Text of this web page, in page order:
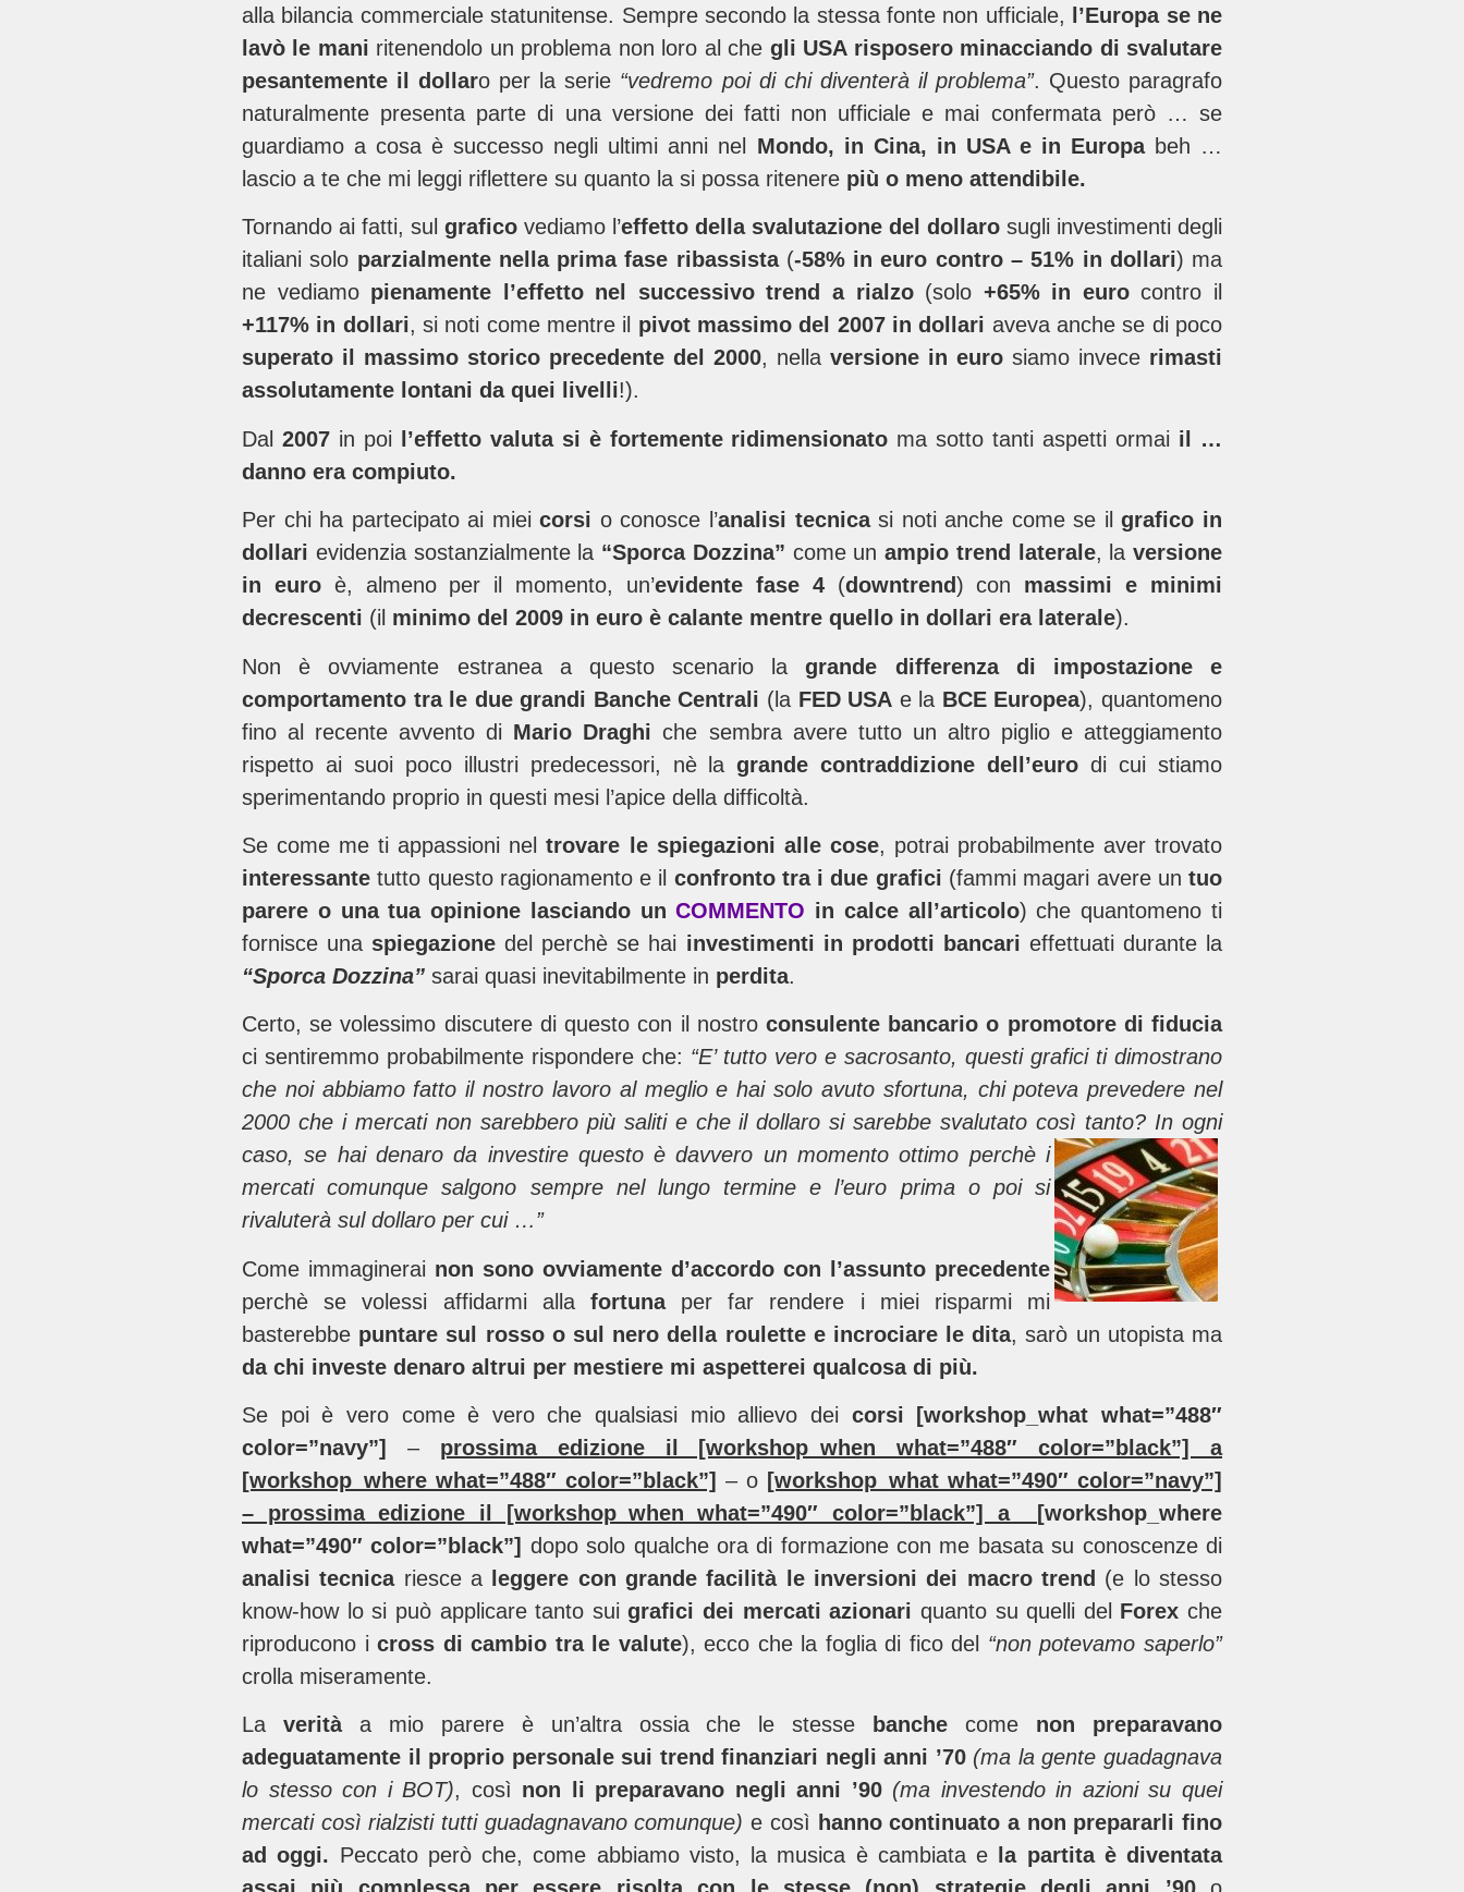
alla bilancia commerciale statunitense. Sempre secondo la stessa fonte non ufficiale, l’Europa se ne
lavò le mani ritenendolo un problema non loro al che gli USA risposero minacciando di svalutare
pesantemente il dollaro per la serie “vedremo poi di chi diventerà il problema”. Questo paragrafo
naturalmente presenta parte di una versione dei fatti non ufficiale e mai confermata però … se
guardiamo a cosa è successo negli ultimi anni nel Mondo, in Cina, in USA e in Europa beh …
lascio a te che mi leggi riflettere su quanto la si possa ritenere più o meno attendibile.
Tornando ai fatti, sul grafico vediamo l’effetto della svalutazione del dollaro sugli investimenti degli
italiani solo parzialmente nella prima fase ribassista(-58% in euro contro – 51% in dollari) ma
ne vediamo pienamente l’effetto nel successivo trend a rialzo(solo +65% in eurocontro il
+117% in dollari, si noti come mentre il pivot massimo del 2007 in dollari aveva anche se di poco
superato il massimo storico precedente del 2000, nella versione in euro siamo invece rimasti
assolutamente lontani da quei livelli!).
Dal 2007 in poi l’effetto valuta si è fortemente ridimensionato ma sotto tanti aspetti ormai il …
danno era compiuto.
Per chi ha partecipato ai mieicorsi o conosce l’analisi tecnicasi noti anche come se ilgrafico in
dollari evidenzia sostanzialmente la “Sporca Dozzina” come un ampio trend laterale, la versione
in euroè, almeno per il momento, un’evidente fase 4 (downtrend) con massimi e minimi
decrescenti (il minimo del 2009 in euro è calante mentre quello in dollari era laterale).
Non è ovviamente estranea a questo scenario lagrande differenza di impostazione e
comportamento tra le due grandi Banche Centrali (la FED USA e la BCE Europea), quantomeno
fino al recente avvento di Mario Draghi che sembra avere tutto un altro piglio e atteggiamento
rispetto ai suoi poco illustri predecessori, nè lagrande contraddizione dell’euro di cui stiamo
sperimentando proprio in questi mesi l’apice della difficoltà.
Se come me ti appassioni neltrovare le spiegazioni alle cose, potrai probabilmente aver trovato
interessantetutto questo ragionamento e il confronto tra i due grafici (fammi magari avere untuo
parere o una tua opinione
lasciando unCOMMENTO in calce all’articolo) che quantomeno ti
fornisce una spiegazione del perchè se hai investimenti in prodotti bancari effettuati durante la
“Sporca Dozzina” sarai quasi inevitabilmente in perdita.
Certo, se volessimo discutere di questo con il nostroconsulente bancario o promotore di fiducia
ci sentiremmo probabilmente rispondere che: “E’ tutto vero e sacrosanto, questi grafici ti dimostrano
che noi abbiamo fatto il nostro lavoro al meglio e hai solo avuto sfortuna, chi poteva prevedere nel
2000 che i mercati non sarebbero più saliti e che il dollaro si sarebbe svalutato così tanto? In ogni
caso, se hai denaro da investire questo è davvero un momento ottimo perchè i
mercati comunque salgono sempre nel lungo termine e l’euro prima o poi si
rivaluterà sul dollaro per cui …”
Come immaginerai non sono ovviamente d’accordo con l’assunto precedente
perchè se volessi affidarmi alla fortuna per far rendere i miei risparmi mi
basterebbe puntare sul rosso o sul nero della roulette e incrociare le dita, sarò un utopista ma
da chi investe denaro altrui per mestiere mi aspetterei qualcosa di più.
Se poi è vero come è vero che qualsiasi mio allievo dei corsi [workshop_what what=”488″
color=”navy”]
– prossima edizione il [workshop_when what=”488″ color=”black”] a
[workshop_where what=”488″ color=”black”] – o [workshop_what what=”490″ color=”navy”]
– prossima edizione il [workshop_when what=”490″ color=”black”] a
[workshop_where
what=”490″ color=”black”] dopo solo qualche ora di formazione con me basata su conoscenze di
analisi tecnicariesce a leggere con grande facilità le inversioni dei macro trend (e lo stesso
know-how lo si può applicare tanto suigrafici dei mercati azionari quanto su quelli del Forex che
riproducono icross di cambio tra le valute), ecco che la foglia di fico del “non potevamo saperlo”
crolla miseramente.
La verità a mio parere è un’altra ossia che le stesse banchecome non preparavano
adeguatamente il proprio personale sui trend finanziari negli anni ’70 (ma la gente guadagnava
lo stesso con i BOT), così non li preparavano negli anni ’90 (ma investendo in azioni su quei
mercati così rialzisti tutti guadagnavano comunque) e così hanno continuato a non prepararli fino
ad oggi. Peccato però che, come abbiamo visto, la musica è cambiata e
la partita è diventata